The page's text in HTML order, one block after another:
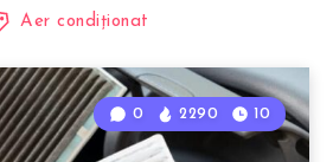
Aer condiționat
0 2290 10